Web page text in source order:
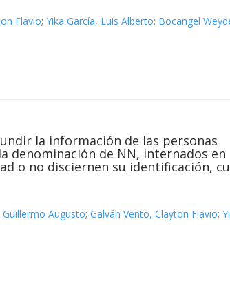
Flavio; Yika García, Luis Alberto; Bocangel
la información de las personas
denominación de NN, internados en
o no disciernen su identificación,
Augusto; Galván Vento, Clayton Flavio;